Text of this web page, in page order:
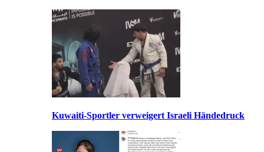
Kuwaiti-Sportler verweigert Israeli Händedruck